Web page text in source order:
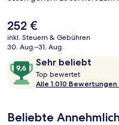
ein kostenloser
hilfsbereite Personal und
Verkehrsmittel sind nur einen
Bahn-Station Haymarket sind
Government Center 5 Minuten.
Der
aktuelle
Preis
252 €.
252 €
inkl. Steuern & Gebühren
30. Aug.–31. Aug.
Bewertungen
Sehr beliebt
9,6
von
10,
beliebt
Top bewertet
o
b
Alle 1.010
Beliebte